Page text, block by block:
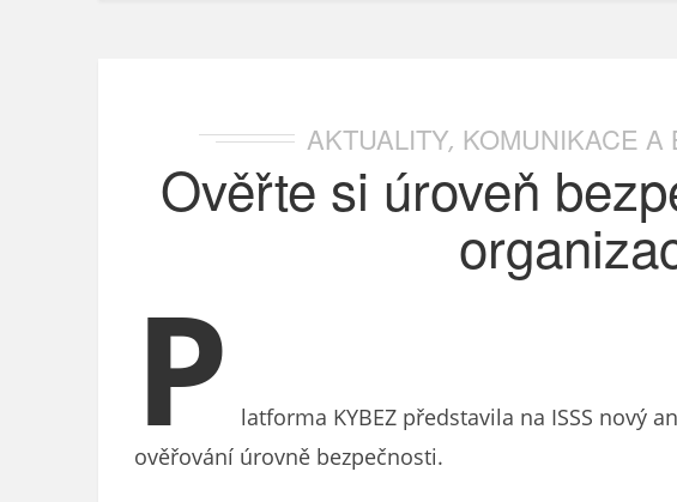
AKTUALITY, KOMUNIKACE A
Ověřte si úroveň
P
latforma KYBEZ představila na ISSS nový
ověřování úrovně bezpečnosti.